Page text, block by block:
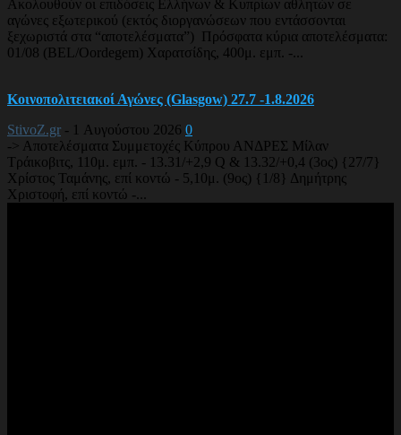
Ακολουθούν οι επιδόσεις Ελλήνων & Κυπρίων αθλητών σε
αγώνες εξωτερικού (εκτός διοργανώσεων που εντάσσονται
ξεχωριστά στα “αποτελέσματα”) Πρόσφατα κύρια αποτελέσματα:
01/08 (BEL/Oordegem) Χαρατσίδης, 400μ. εμπ. -...
Κοινοπολιτειακοί Αγώνες (Glasgow) 27.7 -1.8.2026
StivoZ.gr - 1 Αυγούστου 2026 0
-> Αποτελέσματα Συμμετοχές Κύπρου ΑΝΔΡΕΣ Μίλαν
Τράικοβιτς, 110μ. εμπ. - 13.31/+2,9 Q & 13.32/+0,4 (3ος) {27/7}
Χρίστος Ταμάνης, επί κοντώ - 5,10μ. (9ος) {1/8} Δημήτρης
Χριστοφή, επί κοντώ -...